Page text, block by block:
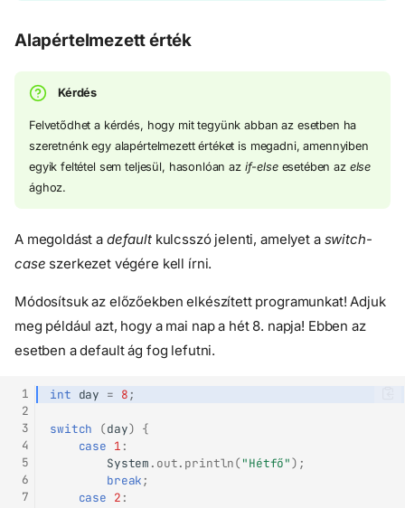
Matematikai kondíciók
Matematikai kondíciók
igazságértéke
Vagy ha állítás
Alapértelmezett érték
Kérdés
Felvetődhet a kérdés, hogy mit tegyünk abban az esetben ha
szeretnénk egy alapértelmezett értéket is megadni, amennyiben
egyik feltétel sem teljesül, hasonlóan az if-elseesetében az else
ághoz.
A megoldást a defaultkulcsszó jelenti, amelyet a switch-
case szerkezet végére kell írni.
Módosítsuk az előzőekben elkészített programunkat! Adjuk
meg például azt, hogy a mai nap a hét 8. napja! Ebben az
esetben a default ág fog lefutni.
1
2
3
4
5
6
7
int day = 8;
switch (day) {
case 1 :
System . out. println( "Hétfő");
break ;
case 2 :